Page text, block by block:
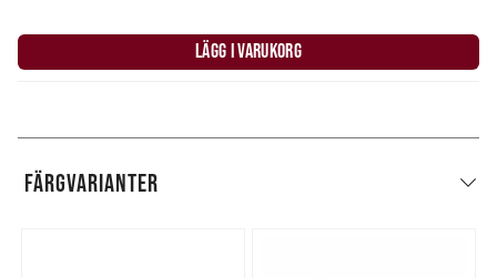
LÄGG I VARUKORG
FÄRGVARIANTER